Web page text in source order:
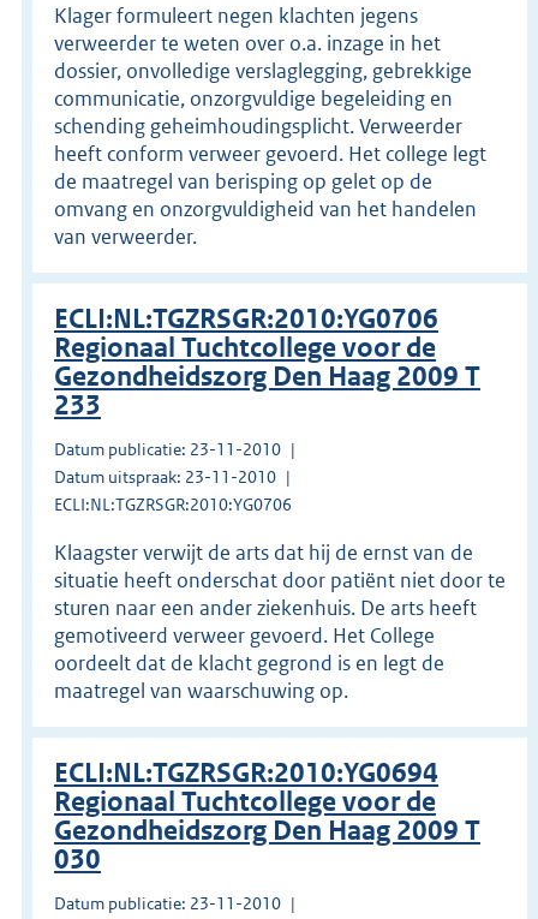
Klager formuleert negen klachten jegens
verweerder te weten over o.a. inzage in het
dossier, onvolledige verslaglegging, gebrekkige
communicatie, onzorgvuldige begeleiding en
schending geheimhoudingsplicht. Verweerder
heeft conform verweer gevoerd. Het college legt
de maatregel van berisping op gelet op de
omvang en onzorgvuldigheid van het handelen
van verweerder.
ECLI:NL:TGZRSGR:2010:YG0706
Regionaal Tuchtcollege voor de
Gezondheidszorg Den Haag 2009 T
233
Datum publicatie: 23-11-2010
Datum uitspraak: 23-11-2010
ECLI:NL:TGZRSGR:2010:YG0706
Klaagster verwijt de arts dat hij de ernst van de
situatie heeft onderschat door patiënt niet door te
sturen naar een ander ziekenhuis. De arts heeft
gemotiveerd verweer gevoerd. Het College
oordeelt dat de klacht gegrond is en legt de
maatregel van waarschuwing op.
ECLI:NL:TGZRSGR:2010:YG0694
Regionaal Tuchtcollege voor de
Gezondheidszorg Den Haag 2009 T
030
Datum publicatie: 23-11-2010